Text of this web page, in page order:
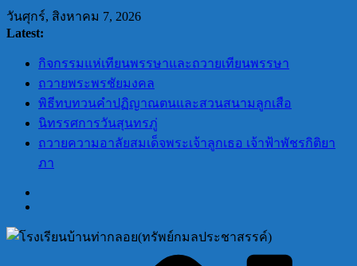
Skip
to
content
วันศุกร์, สิงหาคม 7, 2026
Latest:
กิจกรรมแห่เทียนพรรษาและถวายเทียนพรรษา
ถวายพระพรชัยมงคล
พิธีทบทวนคำปฏิญาณตนและสวนสนามลูกเสือ
นิทรรศการวันสุนทรภู่
ถวายความอาลัยสมเด็จพระเจ้าลูกเธอ เจ้าฟ้าพัชรกิติยา
ภา